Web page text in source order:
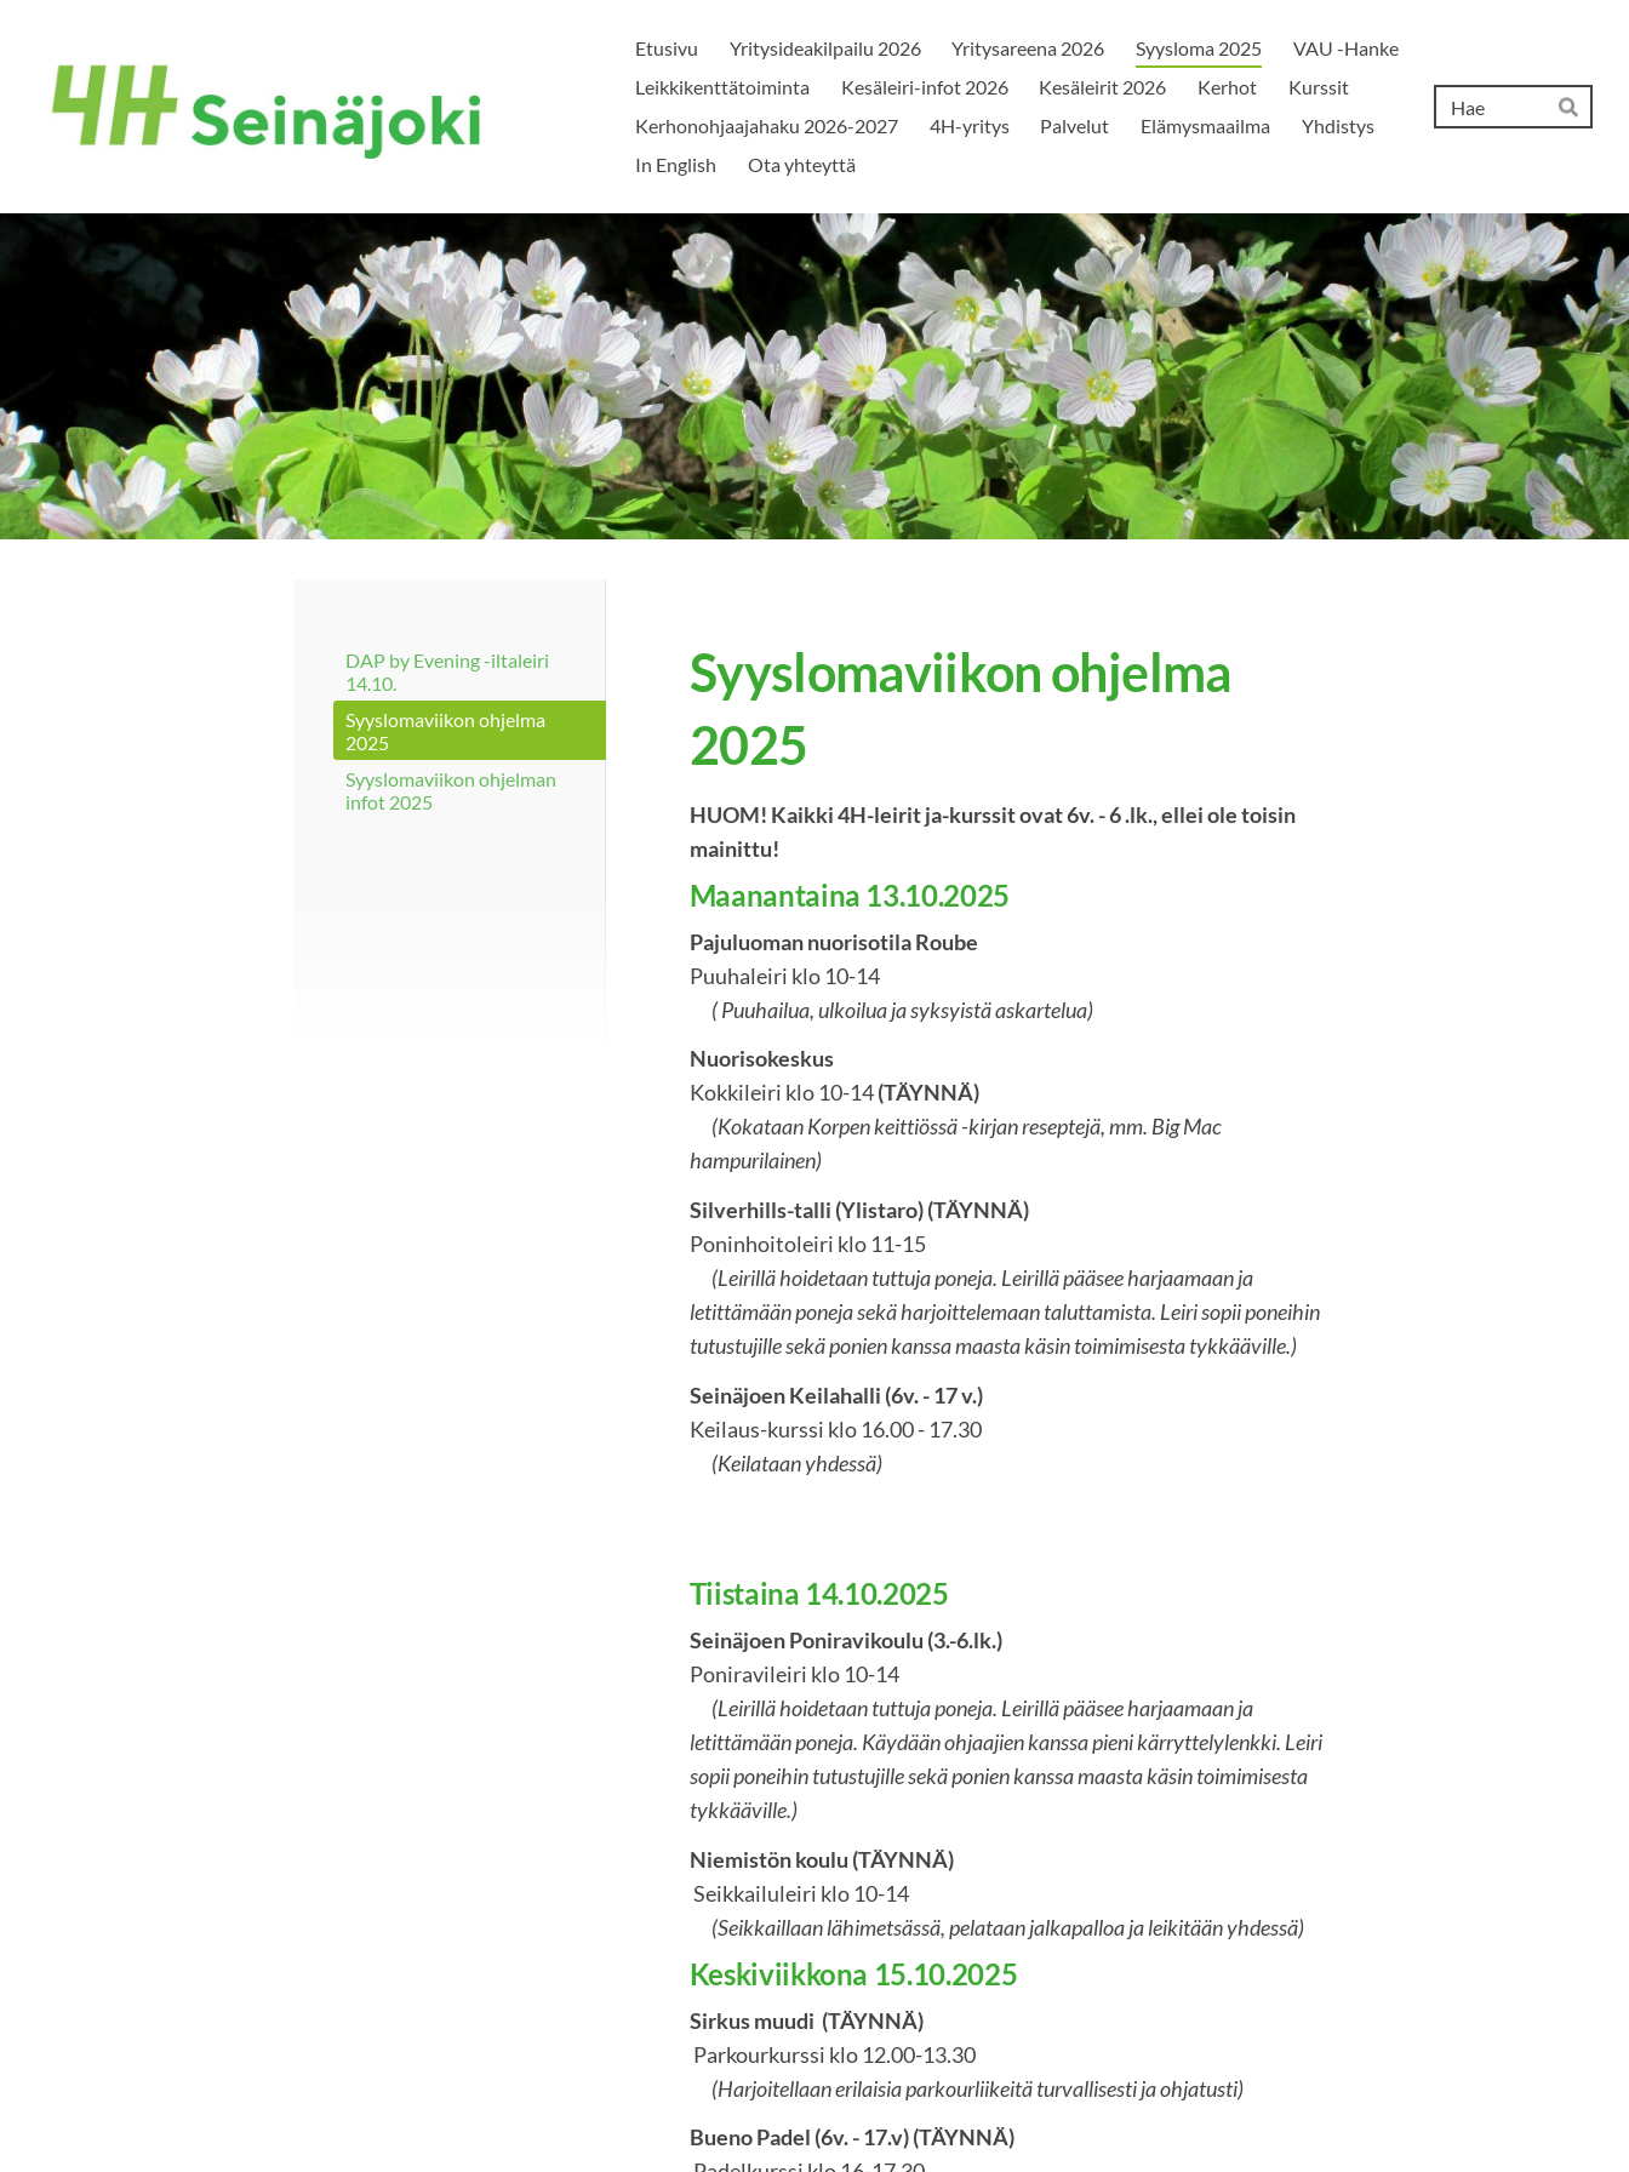
sivun
sisältöön
Seinäjoen 4H-yhdistys
Etusivu Yritysideakilpailu 2026 Yritysareena 2026 Syysloma 2025
VAU -Hanke
Leikkikenttätoiminta
Kesäleiri-infot 2026 Kesäleirit 2026 Kerhot
Kurssit
Kerhonohjaajahaku 2026-2027
4H-yritys Palvelut Elämysmaailma
Yhdistys
In English
Ota yhteyttä
Hae
DAP by Evening -iltaleiri
14.10.
Syyslomaviikon ohjelma
2025
Syyslomaviikon ohjelman
infot 2025
Syyslomaviikon ohjelma
2025
HUOM! Kaikki 4H-leirit ja-kurssit ovat 6v. - 6 .lk., ellei ole toisin
mainittu!
Maanantaina 13.10.2025
Pajuluoman nuorisotila Roube
Puuhaleiri klo 10-14
( Puuhailua, ulkoilua ja syksyistä askartelua)
Nuorisokeskus
Kokkileiri klo 10-14(TÄYNNÄ)
(Kokataan Korpen keittiössä -kirjan reseptejä, mm. Big Mac
hampurilainen)
Silverhills-talli (Ylistaro) (TÄYNNÄ)
Poninhoitoleiri klo 11-15
(Leirillä hoidetaan tuttuja poneja. Leirillä pääsee harjaamaan ja
letittämään poneja sekä harjoittelemaan taluttamista. Leiri sopii poneihin
tutustujille sekä ponien kanssa maasta käsin toimimisesta tykkääville.)
Seinäjoen Keilahalli (6v. - 17 v.)
Keilaus-kurssi klo 16.00 - 17.30
(Keilataan yhdessä)
Tiistaina 14.10.2025
Seinäjoen Poniravikoulu (3.-6.lk.)
Poniravileiri klo 10-14
(Leirillä hoidetaan tuttuja poneja. Leirillä pääsee harjaamaan ja
letittämään poneja. Käydään ohjaajien kanssa pieni kärryttelylenkki. Leiri
sopii poneihin tutustujille sekä ponien kanssa maasta käsin toimimisesta
tykkääville.)
Niemistön koulu (TÄYNNÄ)
Seikkailuleiri klo 10-14
(Seikkaillaan lähimetsässä, pelataan jalkapalloa ja leikitään yhdessä)
Keskiviikkona 15.10.2025
Sirkus muudi (TÄYNNÄ)
Parkourkurssi klo 12.00-13.30
(Harjoitellaan erilaisia parkourliikeitä turvallisesti ja ohjatusti)
Bueno Padel (6v. - 17.v) (TÄYNNÄ)